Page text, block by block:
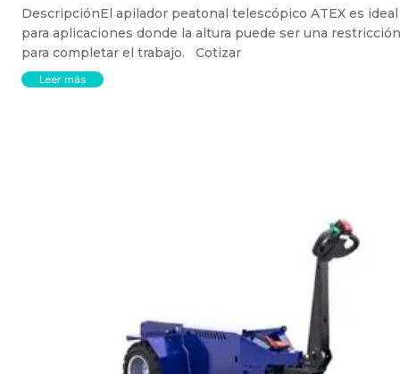
DescripciónEl apilador peatonal telescópico ATEX es ideal
para aplicaciones donde la altura puede ser una restricción
para completar el trabajo. Cotizar
Leer más